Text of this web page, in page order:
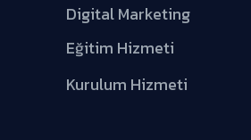
Digital Marketing
Eğitim Hizmeti
Kurulum Hizmeti